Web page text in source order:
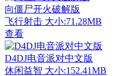
向僵尸开火破解版
飞行射击 大小:71.28MB
查看
D4DJ电音派对中文版
休闲益智 大小:152.41MB